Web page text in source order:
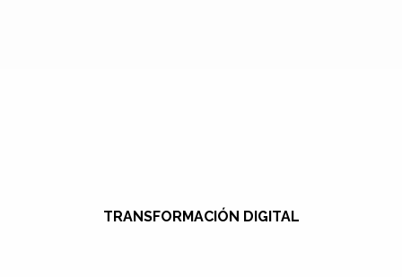
TRANSFORMACIÓN DIGITAL